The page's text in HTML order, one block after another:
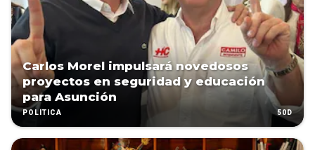
Carlos Morel impulsará novedosos
proyectos en seguridad y educación
para Asunción
POLÍTICA 50D